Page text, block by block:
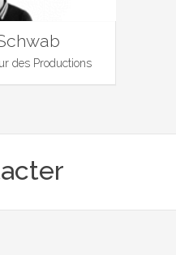
des Productions